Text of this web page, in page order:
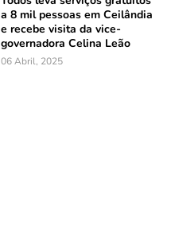
a 8 mil pessoas em Ceilândia
e recebe visita da vice-
governadora Celina Leão
06 Abril, 2025